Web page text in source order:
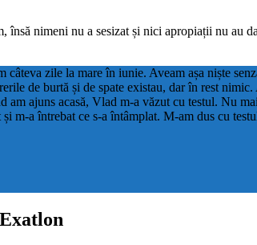
însă nimeni nu a sesizat și nici apropiații nu
zile la mare în iunie. Aveam așa niște
de burtă și de spate existau, dar în rest
ajuns acasă, Vlad m-a văzut cu testul. Nu
m-a întrebat ce s-a întâmplat. M-am dus cu